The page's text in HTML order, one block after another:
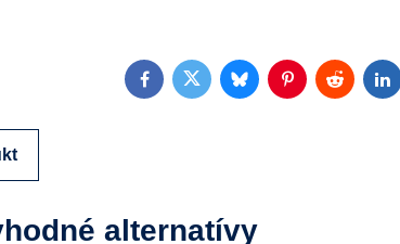
FacebookTwitterBlueskyPinterestReddit
alternatívy